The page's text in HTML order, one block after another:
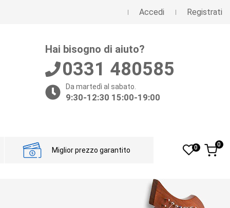
Accedi Registrati
Hai bisogno di aiuto?
0331 480585
Da martedì al sabato.
9:30-12:30 15:00-19:00
Miglior prezzo garantito 0 0